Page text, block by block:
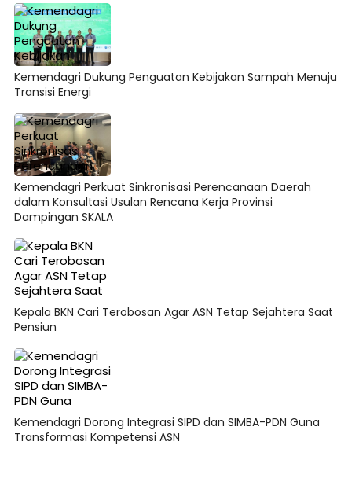
Kemendagri Dukung Penguatan Kebijakan Sampah Menuju
Transisi Energi
Kemendagri Perkuat Sinkronisasi Perencanaan Daerah
dalam Konsultasi Usulan Rencana Kerja Provinsi
Dampingan SKALA
Kepala BKN Cari Terobosan Agar ASN Tetap Sejahtera Saat
Pensiun
Kemendagri Dorong Integrasi SIPD dan SIMBA-PDN Guna
Transformasi Kompetensi ASN